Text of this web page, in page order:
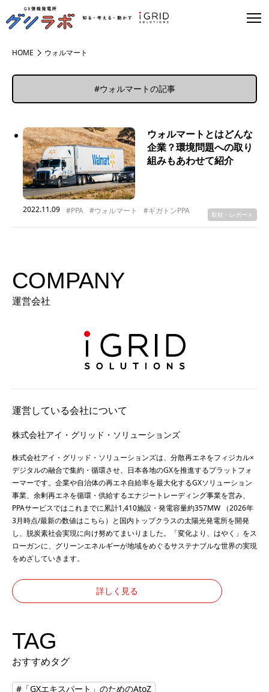
HOME ウォルマート
#ウォルマートの記事
ウォルマートとはどんな
企業？環境問題への取り
組みもあわせて紹介
2022.11.09 #PPA #ウォルマート #ギガトンPPA 取材・レポート
COMPANY
運営会社
運営している会社について
株式会社アイ・グリッド・ソリューションズ
株式会社アイ・グリッド・ソリューションズは、分散再エネをフィジカル×
デジタルの融合で集約・循環させ、日本各地のGXを推進するプラットフォ
ーマーです。企業や自治体の再エネ自給率を最大化するGXソリューション
事業、余剰再エネを循環・供給するエナジートレーディング事業を営み、
PPAサービスではこれまでに累計1,410施設・発電容量約357MW （2026年
3月時点/最新の数値はこちら ）と国内トップクラスの太陽光発電所を開発
し、脱炭素社会実現に向け努めてまいりました。「変化より、はやく」をス
ローガンに、グリーンエネルギーが地域をめぐるサステナブルな世界の実現
をめざしていきます。
詳しく見る
TAG
おすすめタグ
#「GXエキスパート」のためのAtoZ